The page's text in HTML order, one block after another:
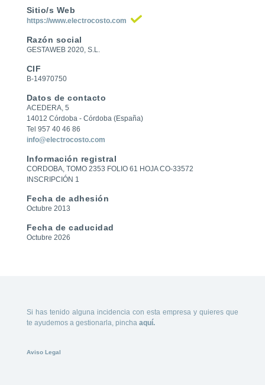
Sitio/s Web
https://www.electrocosto.com
Razón social
GESTAWEB 2020, S.L.
CIF
B-14970750
Datos de contacto
ACEDERA, 5
14012 Córdoba - Córdoba (España)
Tel 957 40 46 86
info@electrocosto.com
Información registral
CORDOBA, TOMO 2353 FOLIO 61 HOJA CO-33572
INSCRIPCIÓN 1
Fecha de adhesión
Octubre 2013
Fecha de caducidad
Octubre 2026
Si has tenido alguna incidencia con esta empresa y quieres que
te ayudemos a gestionarla, pincha aquí.
Aviso Legal